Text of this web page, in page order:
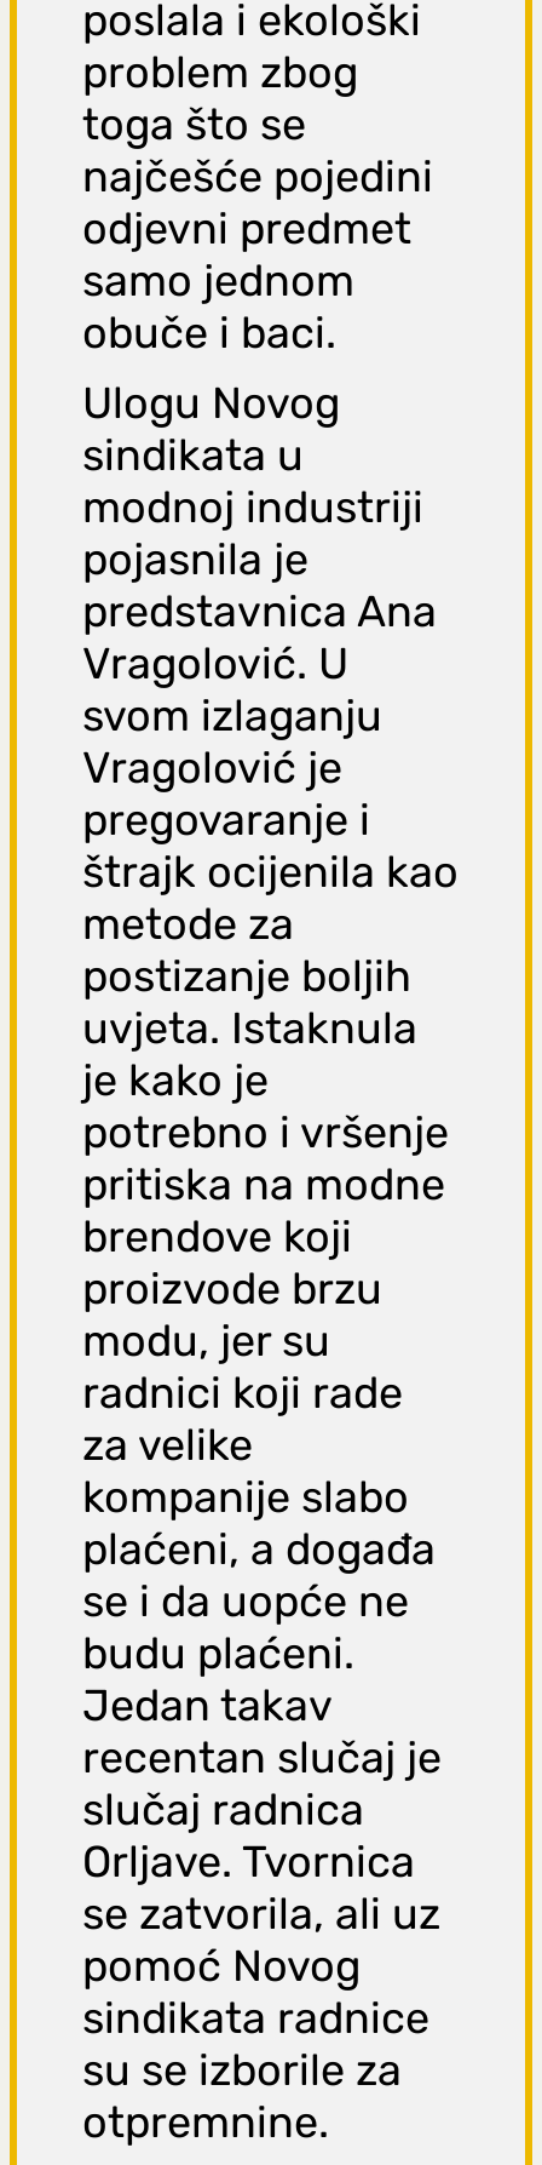
poslala i ekološki
problem zbog
toga što se
najčešće pojedini
odjevni predmet
samo jednom
obuče i baci.
Ulogu Novog
sindikata u
modnoj industriji
pojasnila je
predstavnica Ana
Vragolović. U
svom izlaganju
Vragolović je
pregovaranje i
štrajk ocijenila kao
metode za
postizanje boljih
uvjeta. Istaknula
je kako je
potrebno i vršenje
pritiska na modne
brendove koji
proizvode brzu
modu, jer su
radnici koji rade
za velike
kompanije slabo
plaćeni, a događa
se i da uopće ne
budu plaćeni.
Jedan takav
recentan slučaj je
slučaj radnica
Orljave. Tvornica
se zatvorila, ali uz
pomoć Novog
sindikata radnice
su se izborile za
otpremnine.